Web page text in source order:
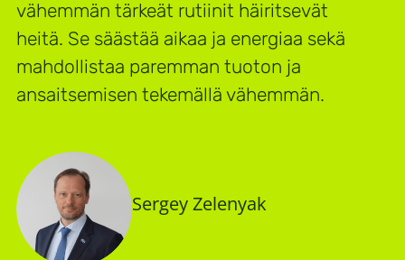
vähemmän tärkeät rutiinit häiritsevät
heitä. Se säästää aikaa ja energiaa sekä
mahdollistaa paremman tuoton ja
ansaitsemisen tekemällä vähemmän.
Sergey Zelenyak